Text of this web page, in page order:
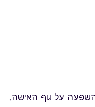
על גוף האישה.